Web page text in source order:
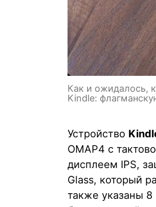
Как и ожидалось,
Kindle:
Устройство
OMAP4 с
дисплеем IPS,
Glass, который
также указаны